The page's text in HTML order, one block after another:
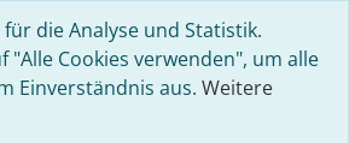
die Analyse und Statistik.
Cookies verwenden", um alle
Einverständnis aus. Weitere